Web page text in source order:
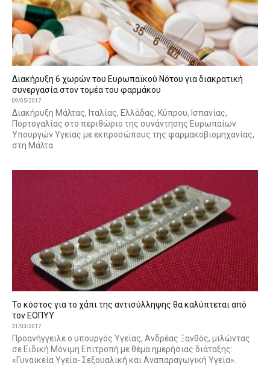
Διακήρυξη 6 χωρών του Ευρωπαϊκού Νότου για διακρατική
συνεργασία στον τομέα του φαρμάκου
09/05/2017
Διακήρυξη Μάλτας, Ιταλίας, Ελλάδας, Κύπρου, Ισπανίας,
Πορτογαλίας στο περιθώριο της συνάντησης Ευρωπαίων
Υπουργών Υγείας με εκπροσώπους της φαρμακοβιομηχανίας,
στη Μάλτα.
Το κόστος για το χάπι της αντισύλληψης θα καλύπτεται από
τον ΕΟΠΥΥ
31/03/2017
Προανήγγειλε ο υπουργός Υγείας, Ανδρέας Ξανθός, μιλώντας
σε Ειδική Μόνιμη Επιτροπή με θέμα ημερήσιας διάταξης:
«Γυναικεία Υγεία- Σεξουαλική και Αναπαραγωγική Υγεία».